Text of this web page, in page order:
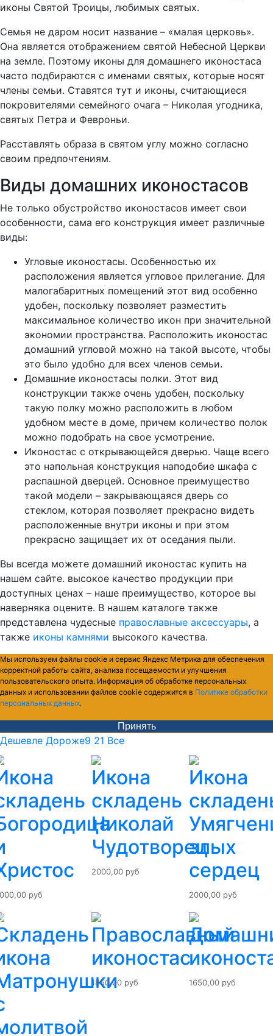
иконы Святой Троицы, любимых святых.
Семья не даром носит название – «малая церковь».
Она является отображением святой Небесной Церкви
на земле. Поэтому иконы для домашнего иконостаса
часто подбираются с именами святых, которые носят
члены семьи. Ставятся тут и иконы, считающиеся
покровителями семейного очага – Николая угодника,
святых Петра и Февроньи.
Расставлять образа в святом углу можно согласно
своим предпочтениям.
Виды домашних иконостасов
Не только обустройство иконостасов имеет свои
особенности, сама его конструкция имеет различные
виды:
Угловые иконостасы. Особенностью их
расположения является угловое прилегание. Для
малогабаритных помещений этот вид особенно
удобен, поскольку позволяет разместить
максимальное количество икон при значительной
экономии пространства. Расположить иконостас
домашний угловой можно на такой высоте, чтобы
это было удобно для всех членов семьи.
Домашние иконостасы полки. Этот вид
конструкции также очень удобен, поскольку
такую полку можно расположить в любом
удобном месте в доме, причем количество полок
можно подобрать на свое усмотрение.
Иконостас с открывающейся дверью. Чаще всего
это напольная конструкция наподобие шкафа с
распашной дверцей. Основное преимущество
такой модели – закрывающаяся дверь со
стеклом, которая позволяет прекрасно видеть
расположенные внутри иконы и при этом
прекрасно защищает их от оседания пыли.
Вы всегда можете домашний иконостас купить на
нашем сайте. высокое качество продукции при
доступных ценах – наше преимущество, которое вы
наверняка оцените. В нашем каталоге также
представлена чудесные православные аксессуары, а
также иконы камнями высокого качества.
Мы используем файлы cookie и сервис Яндекс Метрика для обеспечения
корректной работы сайта, анализа посещаемости и улучшения
пользовательского опыта. Информация об обработке персональных
данных и использовании файлов cookie содержится в Политике обработки
персональных данных.
Принять
Дешевле Дороже9 21 Все
руб
Икона
складень
Николай
Чудотворец
2000,00 руб
Икона
злых
сердец
2000,00 руб
Православный
иконостас
1850,00 руб 1650,00 руб